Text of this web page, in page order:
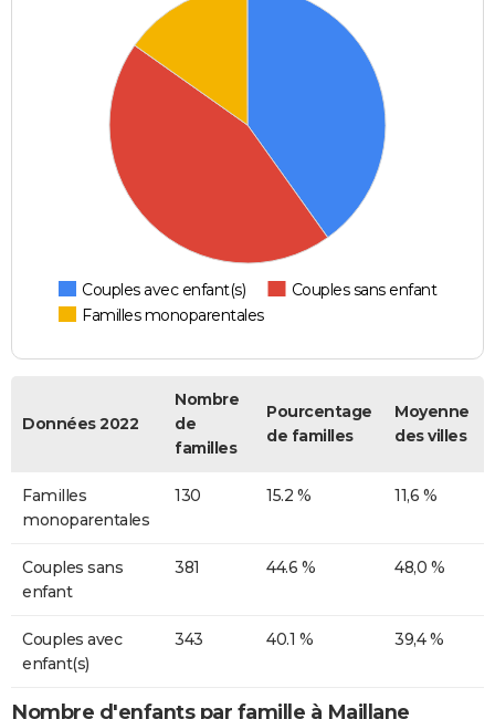
Couples avec enfant(s)
Couples sans enfant
Familles monoparentales
Données 2022
Nombre
de
familles
Pourcentage
de familles
Moyenne
des villes
Familles
monoparentales
130 15.2 % 11,6 %
Couples sans
enfant
381 44.6 % 48,0 %
Couples avec
enfant(s)
343 40.1 % 39,4 %
Nombre d'enfants par famille à Maillane